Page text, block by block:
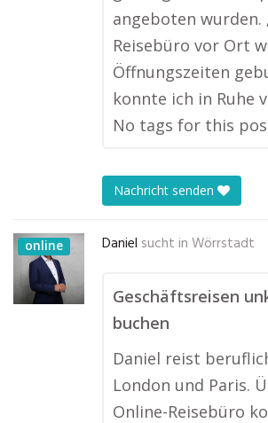
angeboten wurden.
Reisebüro vor Ort
Öffnungszeiten
konnte ich in Ruhe
No tags for this
Nachricht senden
online Daniel sucht in Wörrstadt
Geschäftsreisen
buchen
Daniel reist
London und Paris.
Online-Reisebüro